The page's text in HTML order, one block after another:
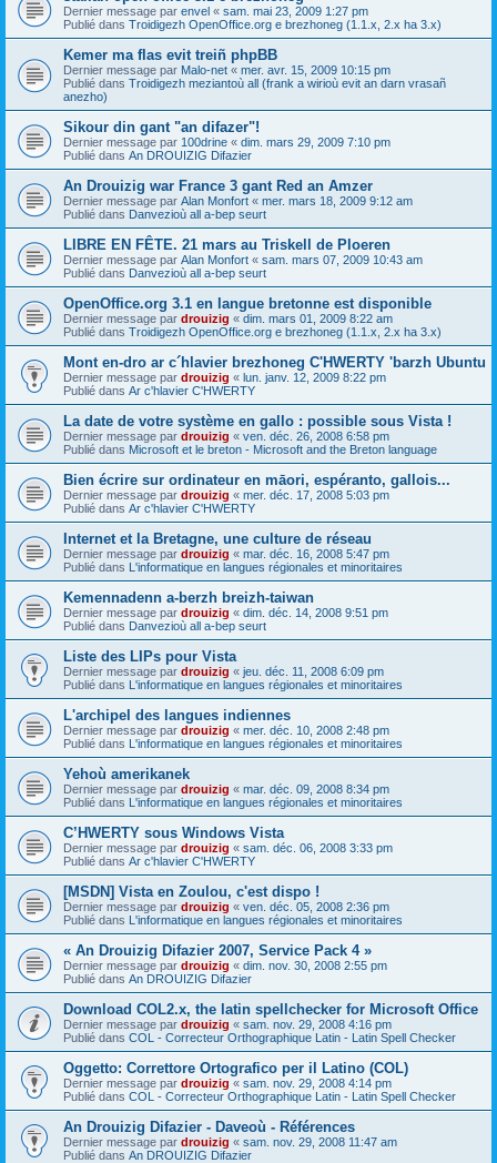
Dernier message par envel « sam. mai 23, 2009 1:27 pm
Publié dans Troidigezh OpenOffice.org e brezhoneg (1.1.x, 2.x ha 3.x)
Kemer ma flas evit treiñ phpBB
Dernier message par Malo-net « mer. avr. 15, 2009 10:15 pm
Publié dans Troidigezh meziantoù all (frank a wirioù evit an darn vrasañ
anezho)
Sikour din gant "an difazer"!
Dernier message par 100drine « dim. mars 29, 2009 7:10 pm
Publié dans An DROUIZIG Difazier
An Drouizig war France 3 gant Red an Amzer
Dernier message par Alan Monfort « mer. mars 18, 2009 9:12 am
Publié dans Danvezioù all a-bep seurt
LIBRE EN FÊTE. 21 mars au Triskell de Ploeren
Dernier message par Alan Monfort « sam. mars 07, 2009 10:43 am
Publié dans Danvezioù all a-bep seurt
OpenOffice.org 3.1 en langue bretonne est disponible
Dernier message par drouizig « dim. mars 01, 2009 8:22 am
Publié dans Troidigezh OpenOffice.org e brezhoneg (1.1.x, 2.x ha 3.x)
Mont en-dro ar c´hlavier brezhoneg C'HWERTY 'barzh Ubuntu
Dernier message par drouizig « lun. janv. 12, 2009 8:22 pm
Publié dans Ar c'hlavier C'HWERTY
La date de votre système en gallo : possible sous Vista !
Dernier message par drouizig « ven. déc. 26, 2008 6:58 pm
Publié dans Microsoft et le breton - Microsoft and the Breton language
Bien écrire sur ordinateur en māori, espéranto, gallois...
Dernier message par drouizig « mer. déc. 17, 2008 5:03 pm
Publié dans Ar c'hlavier C'HWERTY
Internet et la Bretagne, une culture de réseau
Dernier message par drouizig « mar. déc. 16, 2008 5:47 pm
Publié dans L'informatique en langues régionales et minoritaires
Kemennadenn a-berzh breizh-taiwan
Dernier message par drouizig « dim. déc. 14, 2008 9:51 pm
Publié dans Danvezioù all a-bep seurt
Liste des LIPs pour Vista
Dernier message par drouizig « jeu. déc. 11, 2008 6:09 pm
Publié dans L'informatique en langues régionales et minoritaires
L'archipel des langues indiennes
Dernier message par drouizig « mer. déc. 10, 2008 2:48 pm
Publié dans L'informatique en langues régionales et minoritaires
Yehoù amerikanek
Dernier message par drouizig « mar. déc. 09, 2008 8:34 pm
Publié dans L'informatique en langues régionales et minoritaires
C’HWERTY sous Windows Vista
Dernier message par drouizig « sam. déc. 06, 2008 3:33 pm
Publié dans Ar c'hlavier C'HWERTY
[MSDN] Vista en Zoulou, c'est dispo !
Dernier message par drouizig « ven. déc. 05, 2008 2:36 pm
Publié dans L'informatique en langues régionales et minoritaires
« An Drouizig Difazier 2007, Service Pack 4 »
Dernier message par drouizig « dim. nov. 30, 2008 2:55 pm
Publié dans An DROUIZIG Difazier
Download COL2.x, the latin spellchecker for Microsoft Office
Dernier message par drouizig « sam. nov. 29, 2008 4:16 pm
Publié dans COL - Correcteur Orthographique Latin - Latin Spell Checker
Oggetto: Correttore Ortografico per il Latino (COL)
Dernier message par drouizig « sam. nov. 29, 2008 4:14 pm
Publié dans COL - Correcteur Orthographique Latin - Latin Spell Checker
An Drouizig Difazier - Daveoù - Références
Dernier message par drouizig « sam. nov. 29, 2008 11:47 am
Publié dans An DROUIZIG Difazier